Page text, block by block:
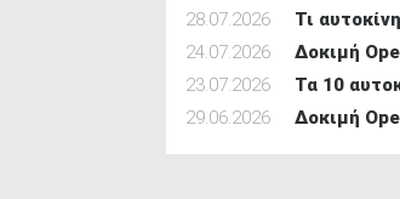
28.07.2026
Τι
24.07.2026
Δοκιμή
23.07.2026
Τα 10
29.06.2026
Δοκιμή